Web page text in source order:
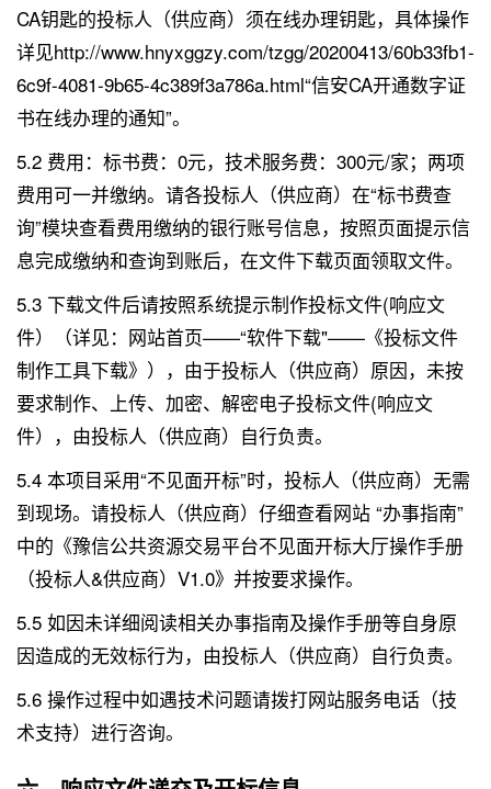
CA钥匙的投标人（供应商）须在线办理钥匙，具体操作
详见http://www.hnyxggzy.com/tzgg/20200413/60b33fb1-
6c9f-4081-9b65-4c389f3a786a.html“信安CA开通数字证
书在线办理的通知”。
5.2 费用：标书费：0元，技术服务费：300元/家；两项
费用可一并缴纳。请各投标人（供应商）在“标书费查
询”模块查看费用缴纳的银行账号信息，按照页面提示信
息完成缴纳和查询到账后，在文件下载页面领取文件。
5.3 下载文件后请按照系统提示制作投标文件(响应文
件）（详见：网站首页——“软件下载"——《投标文件
制作工具下载》），由于投标人（供应商）原因，未按
要求制作、上传、加密、解密电子投标文件(响应文
件），由投标人（供应商）自行负责。
5.4 本项目采用“不见面开标”时，投标人（供应商）无需
到现场。请投标人（供应商）仔细查看网站 “办事指南”
中的《豫信公共资源交易平台不见面开标大厅操作手册
（投标人&供应商）V1.0》并按要求操作。
5.5 如因未详细阅读相关办事指南及操作手册等自身原
因造成的无效标行为，由投标人（供应商）自行负责。
5.6 操作过程中如遇技术问题请拨打网站服务电话（技
术支持）进行咨询。